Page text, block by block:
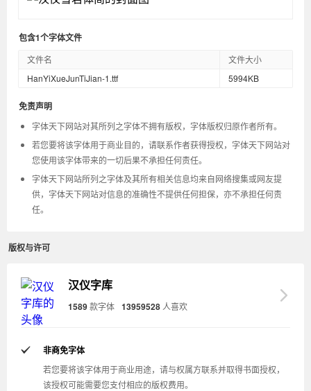
包含1个字体文件
文件名
文件大小
HanYiXueJunTiJian-1.ttf
5994KB
免责声明
字体天下网站对其所列之字体不拥有版权，字体版权归原作者所有。
若您要将该字体用于商业目的，请联系作者获得授权，字体天下网站对
您使用该字体带来的一切后果不承担任何责任。
字体天下网站所列之字体及其所有相关信息均来自网络搜集或网友提
供，字体天下网站对信息的准确性不提供任何担保，亦不承担任何责
任。
版权与许可
汉仪字库
1589款字体 13959528 人喜欢
非商免字体
若您要将该字体用于商业用途，请与权属方联系并取得书面授权，
该授权可能需要您支付相应的版权费用。